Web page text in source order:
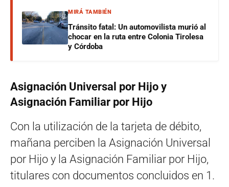
MIRÁ TAMBIÉN
Tránsito fatal: Un automovilista murió al
chocar en la ruta entre Colonia Tirolesa
y Córdoba
Asignación Universal por Hijo y
Asignación Familiar por Hijo
Con la utilización de la tarjeta de débito,
mañana perciben la Asignación Universal
por Hijo y la Asignación Familiar por Hijo,
titulares con documentos concluidos en 1.